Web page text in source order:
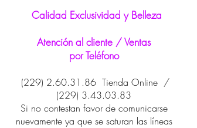
Calidad Exclusividad y Belleza
Atención al cliente / Ventas
por Teléfono
(229) 2.60.31.86 Tienda Online /
(229) 3.43.03.83
Si no contestan favor de comunicarse
nuevamente ya que se saturan las líneas